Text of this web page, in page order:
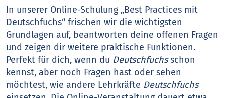
In unserer Online-Schulung „Best Practices mit
Deutschfuchs“ frischen wir die wichtigsten
Grundlagen auf, beantworten deine offenen Fragen
und zeigen dir weitere praktische Funktionen.
Perfekt für dich, wenn du Deutschfuchsschon
kennst, aber noch Fragen hast oder sehen
möchtest, wie andere Lehrkräfte Deutschfuchs